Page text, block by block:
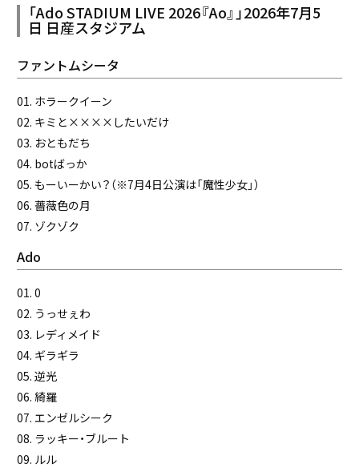
「Ado STADIUM LIVE 2026『Ao』」2026年7月5
日 日産スタジアム
ファントムシータ
01. ホラークイーン
02. キミと××××したいだけ
03. おともだち
04. botばっか
05. もーいーかい？（※7月4日公演は「魔性少女」）
06. 薔薇色の月
07. ゾクゾク
Ado
01. 0
02. うっせぇわ
03. レディメイド
04. ギラギラ
05. 逆光
06. 綺羅
07. エンゼルシーク
08. ラッキー・ブルート
09. ルル